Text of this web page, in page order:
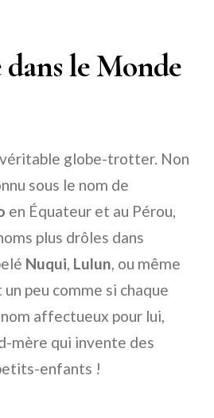
dans le Monde
globe-trotter. Non
sous le nom de
en Équateur et au Pérou,
plus drôles dans
Nuqui, Lulun, ou même
un peu comme si chaque
affectueux pour lui,
mère qui invente des
enfants !